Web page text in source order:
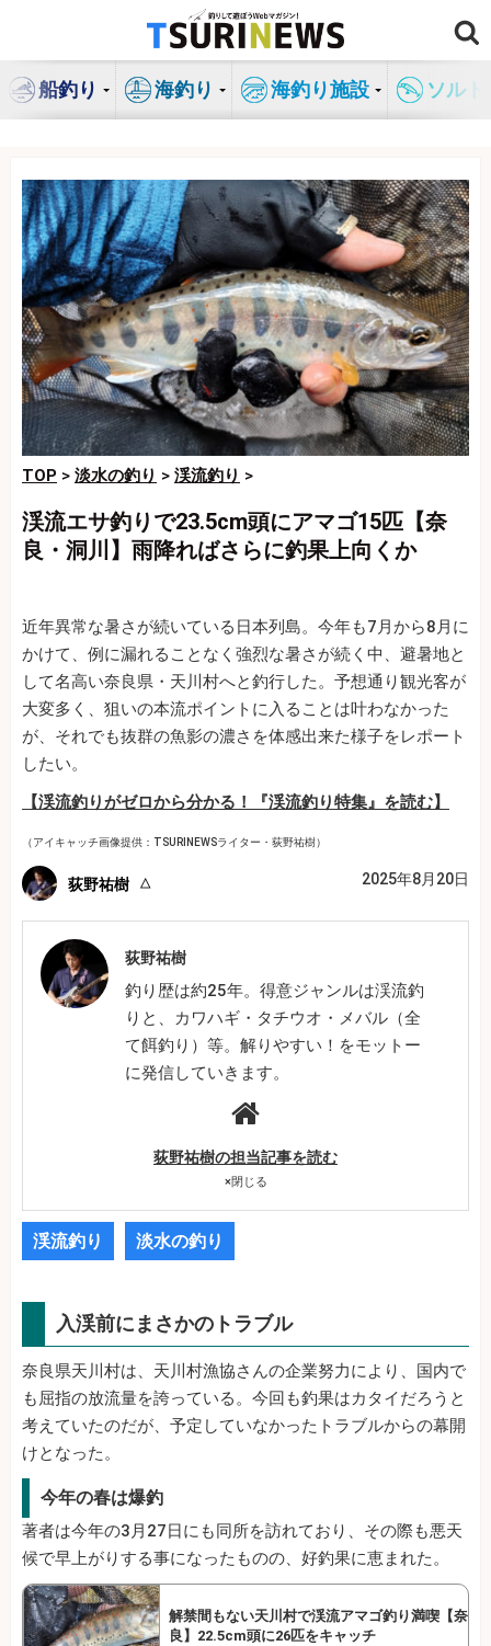
ン
船釣り 海釣り 海釣り施設 ソル
TOP > 淡水の釣り > 渓流釣り >
渓流エサ釣りで23.5cm頭にアマゴ15匹【奈
良・洞川】雨降ればさらに釣果上向くか
近年異常な暑さが続いている日本列島。今年も7月から8月に
かけて、例に漏れることなく強烈な暑さが続く中、避暑地と
して名高い奈良県・天川村へと釣行した。予想通り観光客が
大変多く、狙いの本流ポイントに入ることは叶わなかった
が、それでも抜群の魚影の濃さを体感出来た様子をレポート
したい。
【渓流釣りがゼロから分かる！『渓流釣り特集』を読む】
（アイキャッチ画像提供：TSURINEWSライター・荻野祐樹）
荻野祐樹 2025年8月20日
荻野祐樹
釣り歴は約25年。得意ジャンルは渓流釣
りと、カワハギ・タチウオ・メバル（全
て餌釣り）等。解りやすい！をモットー
に発信していきます。
荻野祐樹の担当記事を読む
×閉じる
渓流釣り 淡水の釣り
入渓前にまさかのトラブル
奈良県天川村は、天川村漁協さんの企業努力により、国内で
も屈指の放流量を誇っている。今回も釣果はカタイだろうと
考えていたのだが、予定していなかったトラブルからの幕開
けとなった。
今年の春は爆釣
著者は今年の3月27日にも同所を訪れており、その際も悪天
候で早上がりする事になったものの、好釣果に恵まれた。
解禁間もない天川村で渓流アマゴ釣り満喫【奈
良】22.5cm頭に26匹をキャッチ